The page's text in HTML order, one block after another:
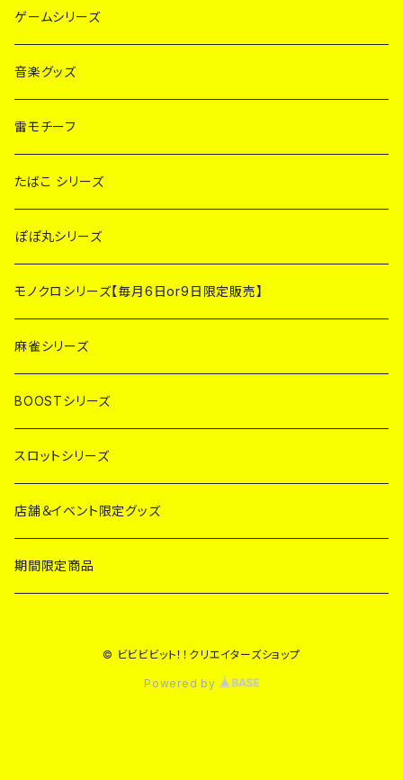
ゲームシリーズ
音楽グッズ
雷モチーフ
たばこ シリーズ
ぽぽ丸シリーズ
モノクロシリーズ【毎月6日or9日限定販売】
麻雀シリーズ
BOOSTシリーズ
スロットシリーズ
店舗＆イベント限定グッズ
期間限定商品
© ビビビビット！！クリエイターズショップ
Powered by